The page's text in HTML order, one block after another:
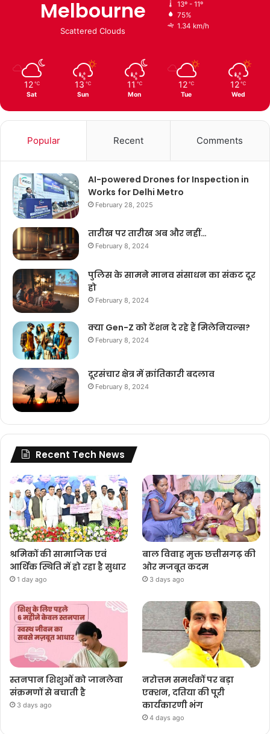
Melbourne
Scattered Clouds
13º - 11º
75%
1.34 km/h
12 ℃
Sat
13 ℃
Sun
11 ℃
Mon
12 ℃
Tue
12 ℃
Wed
Popular Recent Comments
AI-powered Drones for Inspection in
Works for Delhi Metro
February 28, 2025
तारीख पर तारीख अब और नहीं…
February 8, 2024
पुलिस के सामने मानव संसाधन का संकट दूर
हो
February 8, 2024
क्या Gen-Z को टेंशन दे रहे हैं मिलेनियल्स?
February 8, 2024
दूरसंचार क्षेत्र में क्रांतिकारी बदलाव
February 8, 2024
Recent Tech News
श्रमिकों की सामाजिक एवं
आर्थिक स्थिति में हो रहा है सुधार
1 day ago
बाल विवाह मुक्त छत्तीसगढ़ की
ओर मजबूत कदम
3 days ago
स्तनपान शिशुओं को जानलेवा
संक्रमणों से बचाती है
3 days ago
नरोत्तम समर्थकों पर बड़ा
एक्शन, दतिया की पूरी
कार्यकारणी भंग
4 days ago